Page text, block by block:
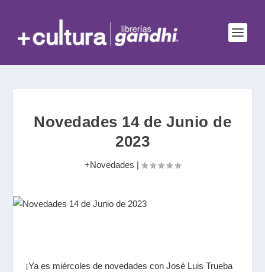
Novedades 14 de Junio de
2023
+Novedades |
¡Ya es miércoles de novedades con José Luis Trueba